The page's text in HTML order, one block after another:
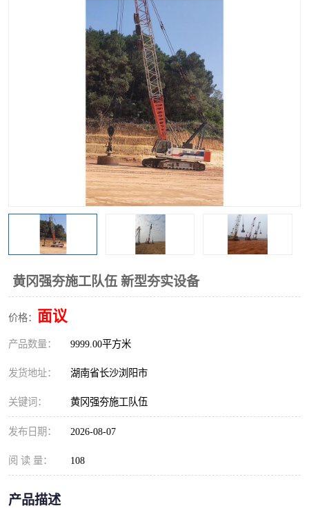
黄冈强夯施工队伍 新型夯实设备
价格： 面议
产品数量： 9999.00平方米
发货地址： 湖南省长沙浏阳市
关键词： 黄冈强夯施工队伍
发布日期： 2026-08-07
阅 读 量： 108
产品描述